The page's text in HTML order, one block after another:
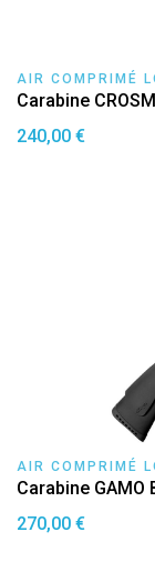
AIR COMPRIMÉ
Carabine
240,00 €
AIR COMPRIMÉ
Carabine GAMO
270,00 €